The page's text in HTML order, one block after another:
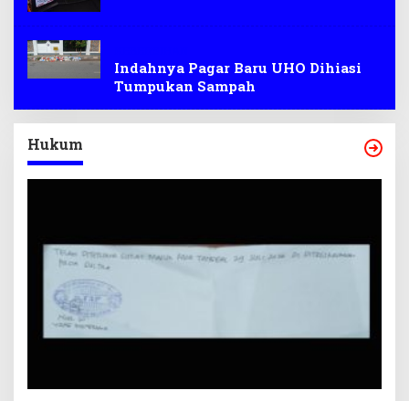
Indahnya Pagar Baru UHO Dihiasi
Tumpukan Sampah
Hukum